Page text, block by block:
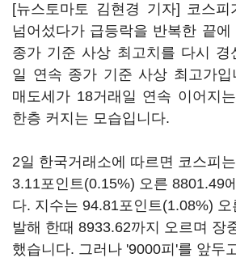
[뉴스토마토 김현경 기자] 코스
넘어섰다가 급등락을 반복한 끝
종가 기준 사상 최고치를 다시 경
일 연속 종가 기준 사상 최고가입
매도세가 18거래일 연속 이어지
한층 커지는 모습입니다.
2일 한국거래소에 따르면 코스피
3.11포인트(0.15%) 오른 8801.49
다. 지수는 94.81포인트(1.08%)
발해 한때 8933.62까지 오르며 장
했습니다. 그러나 '9000피'를 앞두